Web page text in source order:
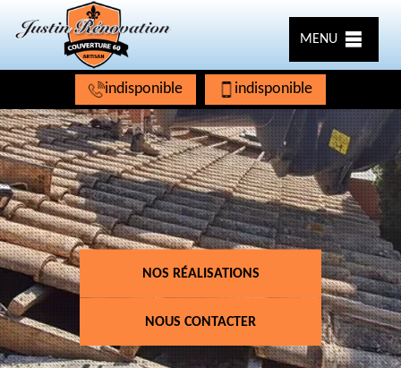
MENU
indisponible indisponible
NOS RÉALISATIONS
NOUS CONTACTER